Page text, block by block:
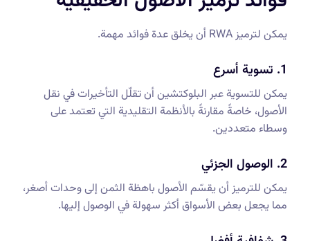
يمكن لترميز RWA أن يخلق عدة فوائد مهمة.
1. تسوية أسرع
يمكن للتسوية عبر البلوكتشين أن تقلّل التأخيرات في نقل
الأصول، خاصةً مقارنةً بالأنظمة التقليدية التي تعتمد على
وسطاء متعددين.
2. الوصول الجزئي
يمكن للترميز أن يقسّم الأصول باهظة الثمن إلى وحدات أصغر،
مما يجعل بعض الأسواق أكثر سهولة في الوصول إليها.